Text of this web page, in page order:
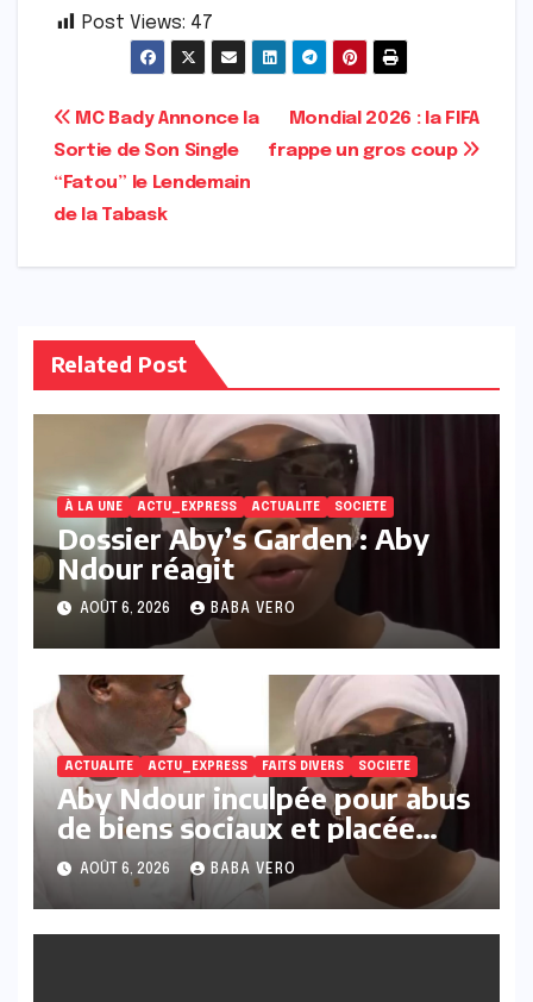
Post Views: 47
Navigation
de
l’article
Mondial 2026 : la FIFA
frappe un gros coup
MC Bady Annonce la
Sortie de Son Single
“Fatou” le Lendemain
de la Tabask
Related Post
À LA UNE ACTU_EXPRESS ACTUALITE SOCIETE
Dossier Aby’s Garden : Aby
Ndour réagit
AOÛT 6, 2026 BABA VERO
ACTUALITE ACTU_EXPRESS FAITS DIVERS SOCIETE
Aby Ndour inculpée pour abus
de biens sociaux et placée
sous liberté provisoire
AOÛT 6, 2026 BABA VERO